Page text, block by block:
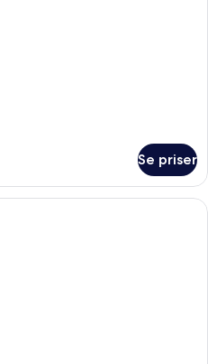
Se priser
Et soveværelse med to træsenge,